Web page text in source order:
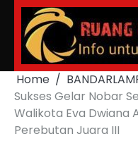
Skip
content
Home
Sukses Gelar Nobar
Walikota Eva Dwiana
Perebutan Juara III